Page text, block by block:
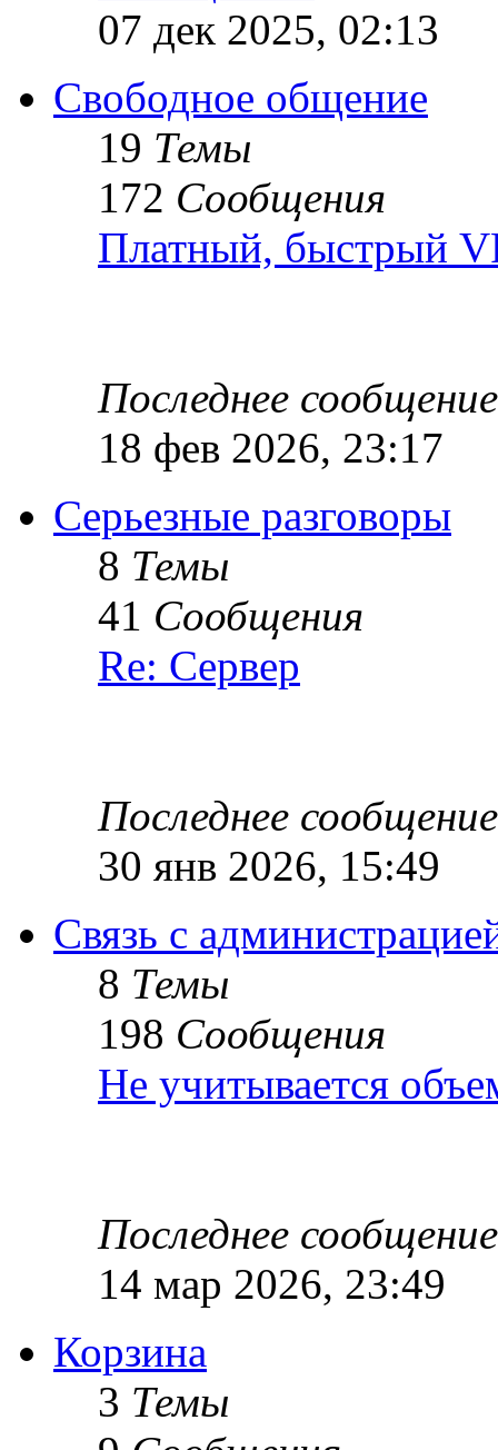
07 дек 2025, 02:13
Свободное общение
19 Темы
172 Сообщения
Платный, быстрый
Последнее сообщение
18 фев 2026, 23:17
Серьезные разговоры
8 Темы
41 Сообщения
Re: Сервер
Последнее сообщение
30 янв 2026, 15:49
Связь с
8 Темы
198 Сообщения
Не учитывается
Последнее сообщение
14 мар 2026, 23:49
Корзина
3 Темы